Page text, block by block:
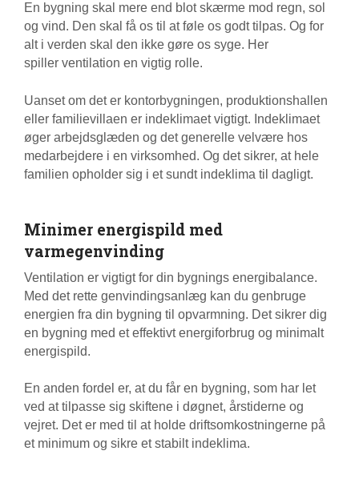
En bygning skal mere end blot skærme mod regn, sol
og vind. Den skal få os til at føle os godt tilpas. Og for
alt i verden skal den ikke gøre os syge. Her
spiller ventilation en vigtig rolle.
Uanset om det er kontorbygningen, produktionshallen
eller familievillaen er indeklimaet vigtigt. Indeklimaet
øger arbejdsglæden og det generelle velvære hos
medarbejdere i en virksomhed. Og det sikrer, at hele
familien opholder sig i et sundt indeklima til dagligt.
Minimer energispild med
varmegenvinding
Ventilation er vigtigt for din bygnings energibalance.
Med det rette genvindingsanlæg kan du genbruge
energien fra din bygning til opvarmning. Det sikrer dig
en bygning med et effektivt energiforbrug og minimalt
energispild.
En anden fordel er, at du får en bygning, som har let
ved at tilpasse sig skiftene i døgnet, årstiderne og
vejret. Det er med til at holde driftsomkostningerne på
et minimum og sikre et stabilt indeklima.